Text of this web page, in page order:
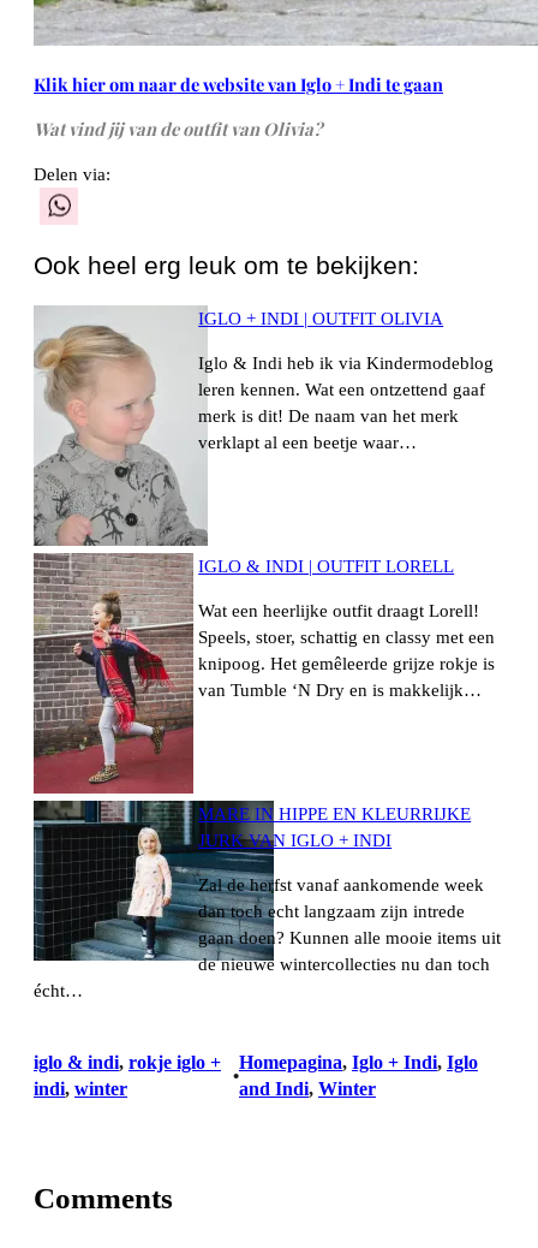
Klik hier om naar de website van Iglo + Indi te gaan
Wat vind jij van de outfit van Olivia?
Delen via:
Ook heel erg leuk om te bekijken:
IGLO + INDI | OUTFIT OLIVIA
Iglo & Indi heb ik via Kindermodeblog
leren kennen. Wat een ontzettend gaaf
merk is dit! De naam van het merk
verklapt al een beetje waar…
IGLO & INDI | OUTFIT LORELL
Wat een heerlijke outfit draagt Lorell!
Speels, stoer, schattig en classy met een
knipoog. Het gemêleerde grijze rokje is
van Tumble ‘N Dry en is makkelijk…
MARE IN HIPPE EN KLEURRIJKE
JURK VAN IGLO + INDI
Zal de herfst vanaf aankomende week
dan toch echt langzaam zijn intrede
gaan doen? Kunnen alle mooie items uit
de nieuwe wintercollecties nu dan toch
écht…
iglo & indi, rokje iglo +
indi, winter
•
Homepagina, Iglo + Indi, Iglo
and Indi, Winter
Comments